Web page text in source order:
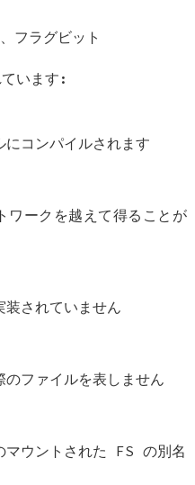
フラグビット
います:
にコンパイルされます
ワークを越えて得ることが
装されていません
のファイルを表しません
マウントされた FS の別名